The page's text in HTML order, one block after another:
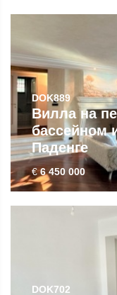
DOK889
Вилла на
бассейном
Паденге
€6 450 000
DOK702